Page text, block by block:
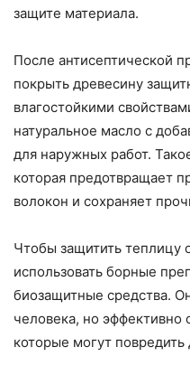
защите материала.
После антисептической
покрыть древесину
влагостойкими
натуральное масло с
для наружных работ.
которая предотвращает
волокон и сохраняет
Чтобы защитить теплицу
использовать борные
биозащитные средства.
человека, но эффективно
которые могут повредить